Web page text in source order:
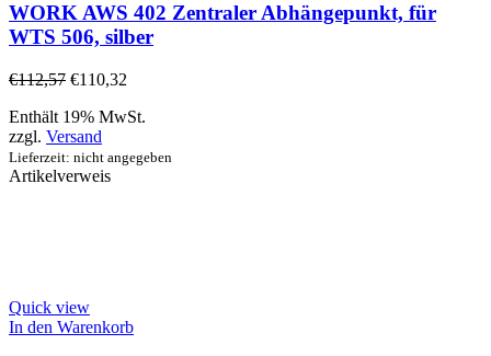
WORK AWS 402 Zentraler Abhängepunkt, für
WTS 506, silber
€112,57 €110,32
Enthält 19% MwSt.
zzgl. Versand
Lieferzeit: nicht angegeben
Artikelverweis
Quick view
In den Warenkorb